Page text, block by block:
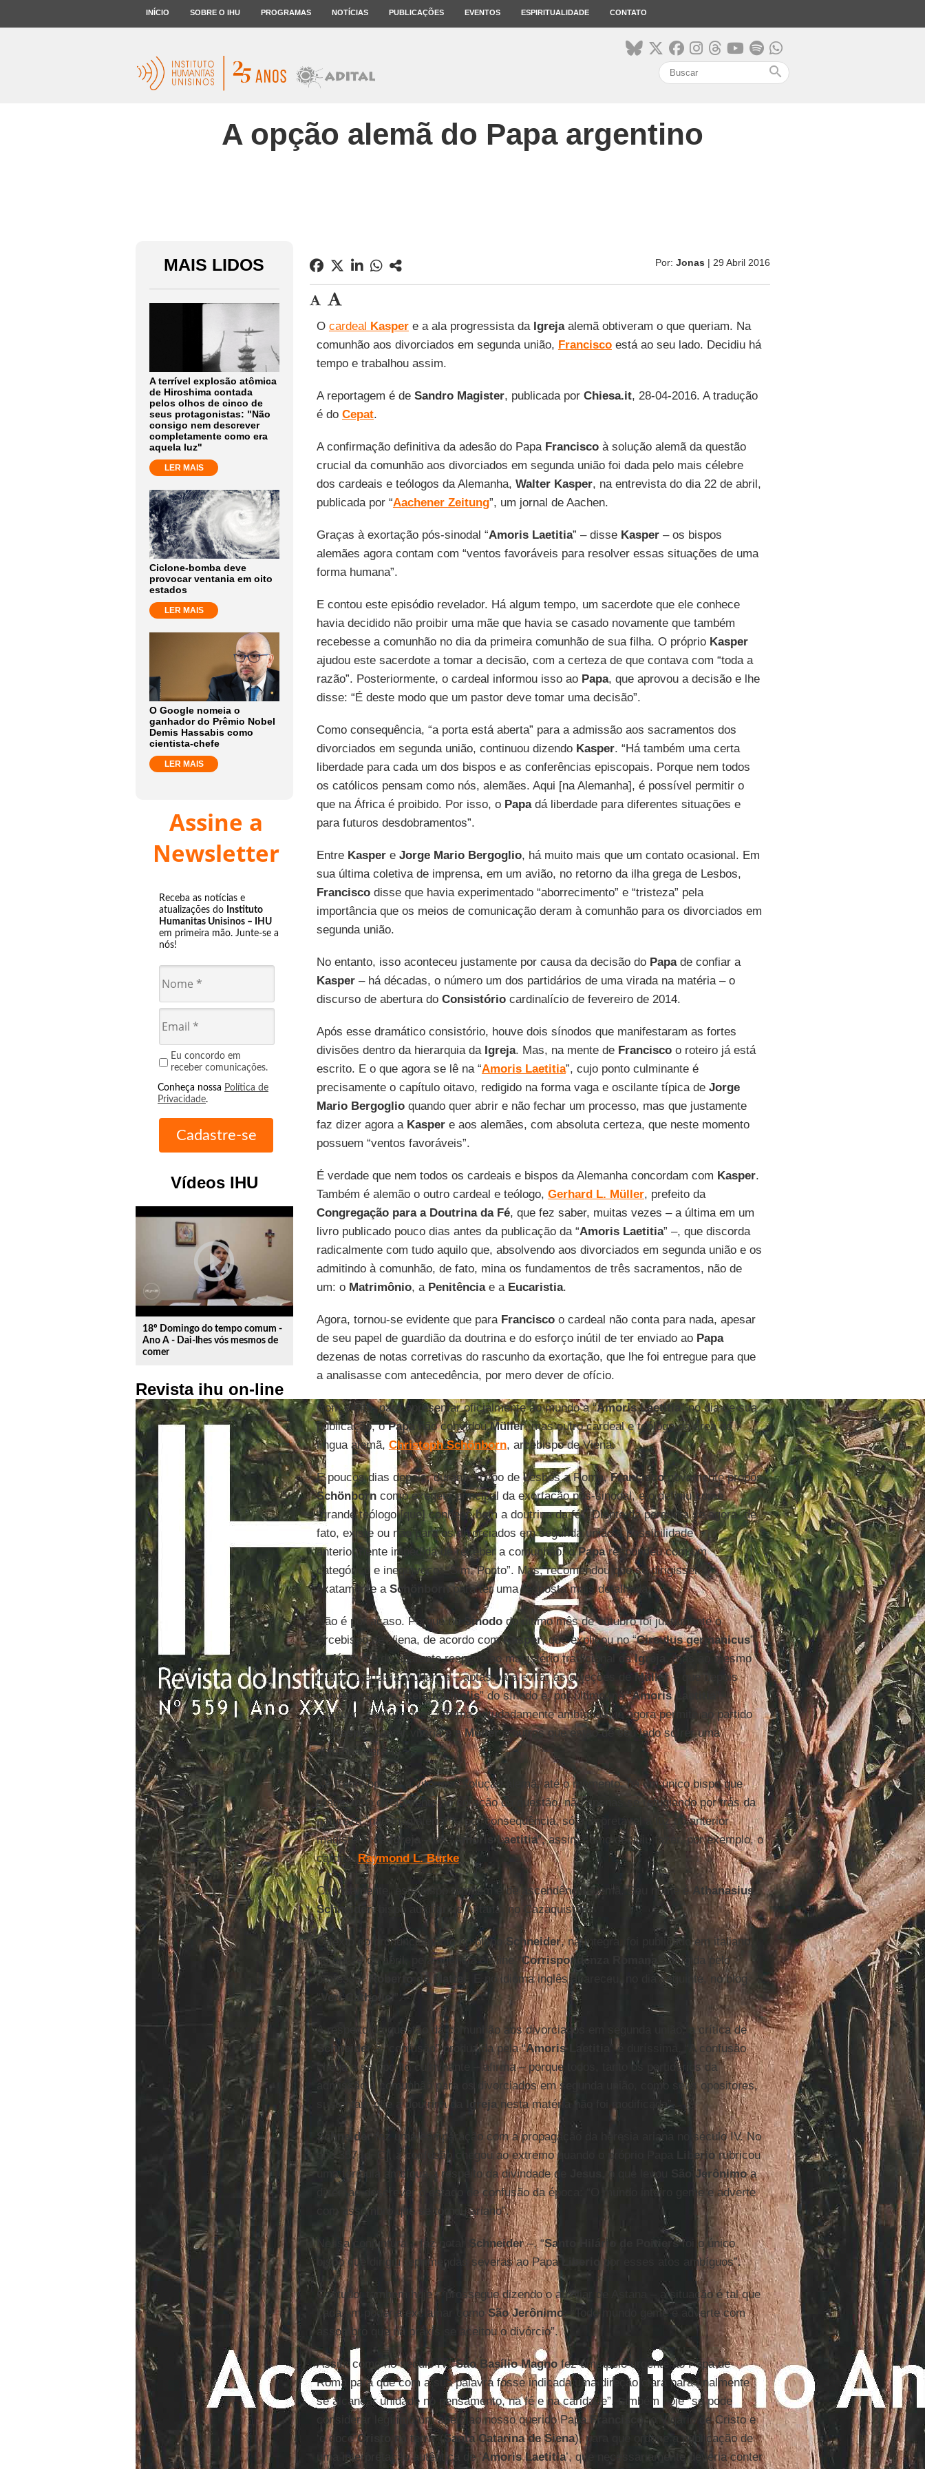
INÍCIO SOBRE O IHU PROGRAMAS NOTÍCIAS PUBLICAÇÕES EVENTOS ESPIRITUALIDADE CONTATO
search
A opção alemã do Papa argentino
MAIS LIDOS
A terrível explosão atômica
de Hiroshima contada
pelos olhos de cinco de
seus protagonistas: "Não
consigo nem descrever
completamente como era
aquela luz"
LER MAIS
Ciclone-bomba deve
provocar ventania em oito
estados
LER MAIS
O Google nomeia o
ganhador do Prêmio Nobel
Demis Hassabis como
cientista-chefe
LER MAIS
Assine a
Newsletter
Receba as notícias e
atualizações do Instituto
Humanitas Unisinos – IHU
em primeira mão. Junte-se a
nós!
Eu concordo em
receber comunicações.
Conheça nossa Política de
Privacidade.
Vídeos IHU
play_circle_outline
18º Domingo do tempo comum -
Ano A - Dai-lhes vós mesmos de
comer
Revista ihu on-line
Por: Jonas | 29 Abril 2016
O cardeal Kaspere a ala progressista da Igrejaalemã obtiveram o que queriam. Na
comunhão aos divorciados em segunda união, Franciscoestá ao seu lado. Decidiu há
tempo e trabalhou assim.
A reportagem é de Sandro Magister, publicada por Chiesa.it, 28-04-2016. A tradução
é do Cepat.
A confirmação definitiva da adesão do Papa Franciscoà solução alemã da questão
crucial da comunhão aos divorciados em segunda união foi dada pelo mais célebre
dos cardeais e teólogos da Alemanha, Walter Kasper, na entrevista do dia 22 de abril,
publicada por “Aachener Zeitung”, um jornal de Aachen.
Graças à exortação pós-sinodal “Amoris Laetitia” – disse Kasper– os bispos
alemães agora contam com “ventos favoráveis para resolver essas situações de uma
forma humana”.
E contou este episódio revelador. Há algum tempo, um sacerdote que ele conhece
havia decidido não proibir uma mãe que havia se casado novamente que também
recebesse a comunhão no dia da primeira comunhão de sua filha. O próprio Kasper
ajudou este sacerdote a tomar a decisão, com a certeza de que contava com “toda a
razão”. Posteriormente, o cardeal informou isso ao Papa, que aprovou a decisão e lhe
disse: “É deste modo que um pastor deve tomar uma decisão”.
Como consequência, “a porta está aberta” para a admissão aos sacramentos dos
divorciados em segunda união, continuou dizendo Kasper. “Há também uma certa
liberdade para cada um dos bispos e as conferências episcopais. Porque nem todos
os católicos pensam como nós, alemães. Aqui [na Alemanha], é possível permitir o
que na África é proibido. Por isso, o Papadá liberdade para diferentes situações e
para futuros desdobramentos”.
Entre Kaspere Jorge Mario Bergoglio, há muito mais que um contato ocasional. Em
sua última coletiva de imprensa, em um avião, no retorno da ilha grega de Lesbos,
Franciscodisse que havia experimentado “aborrecimento” e “tristeza” pela
importância que os meios de comunicação deram à comunhão para os divorciados em
segunda união.
No entanto, isso aconteceu justamente por causa da decisão do Papade confiar a
Kasper– há décadas, o número um dos partidários de uma virada na matéria – o
discurso de abertura do Consistóriocardinalício de fevereiro de 2014.
Após esse dramático consistório, houve dois sínodos que manifestaram as fortes
divisões dentro da hierarquia da Igreja. Mas, na mente de Franciscoo roteiro já está
escrito. E o que agora se lê na “Amoris Laetitia”, cujo ponto culminante é
precisamente o capítulo oitavo, redigido na forma vaga e oscilante típica de Jorge
Mario Bergoglioquando quer abrir e não fechar um processo, mas que justamente
faz dizer agora a Kaspere aos alemães, com absoluta certeza, que neste momento
possuem “ventos favoráveis”.
É verdade que nem todos os cardeais e bispos da Alemanha concordam com Kasper.
Também é alemão o outro cardeal e teólogo, Gerhard L. Müller, prefeito da
Congregação para a Doutrina da Fé, que fez saber, muitas vezes – a última em um
livro publicado pouco dias antes da publicação da “Amoris Laetitia” –, que discorda
radicalmente com tudo aquilo que, absolvendo aos divorciados em segunda união e os
admitindo à comunhão, de fato, mina os fundamentos de três sacramentos, não de
um: o Matrimônio, a Penitênciae a Eucaristia.
Agora, tornou-se evidente que para Franciscoo cardeal não conta para nada, apesar
de seu papel de guardião da doutrina e do esforço inútil de ter enviado ao Papa
dezenas de notas corretivas do rascunho da exortação, que lhe foi entregue para que
a analisasse com antecedência, por mero dever de ofício.
Com efeito, para apresentar oficialmente ao mundo a “Amoris Laetitia ” no dia de sua
publicação, oPapa não convidouMüller, mas outro cardeal e teólogo da área de
língua alemã, Christoph Schönborn, arcebispo de Viena.
E poucos dias depois, durante o voo de Lesbos a Roma,Francisconovamente propôs
Schönborncomo exegeta principal da exortação pós-sinodal, e o definiu como
“grande teólogo [que] conhece bem a doutrina da fé”. Diante da pergunta se agora, de
fato, existe ou não para os divorciados em segunda união a possibilidade
anteriormente impedida de receber a comunhão, oPaparespondeu com um
categórico e inequívoco: “Sim. Ponto”. Mas, recomendou que se dirigissem
exatamente a Schönbornpara ter uma resposta mais detalhada.
Não é por acaso. Porque no Sínododo último mês de outubro foi justamente o
Arcebispo de Viena, de acordo comKasper, que explicou no “Circulus germanicus”
as fórmulas de aparente respeito ao magistério tradicional daIgreja
, mas ao mesmo
tempo abertas à mudança – aptas para evitar as objeções de
Müller– que depois
convergiram na “Relatio finalis” do sínodo e, por último, na “Amoris Laetitia
”.
Contudo, sempre dessa forma estudadamente ambígua que agora permite ao partido
deKaspercantar vitória e aMüllere outros que estão de seu lado sofrer uma
dolorosa derrota.
Na frente oposta à vitoriosa solução alemã, até o momento, há um único bispo que
reagiu indo diretamente ao coração da questão, não apenas se refugiando por trás da
natureza “não magisterial” – por consequência, só interpretável à luz do anterior
magistério daIgreja – da “ Amoris Laetitia”, assim como decidiu fazer, por exemplo, o
cardeal Raymond L. Burke.
Curiosamente, este bispo também é de ascendência alemã. Seu nome é Athanasius
Schneider, bispo auxiliar de Astana, no Cazaquistão.
O texto do pronunciamento do bispoSchneider, na íntegra, foi publicado em italiano,
no dia 24 de abril, pela agência on-line “Corrispondenza Romana
”, dirigida pelo
professorRoberto de Mattei
. E no idioma inglês apareceu, no dia seguinte, no blog
“Veri Catholici”.
A respeito da questão da comunhão aos divorciados em segunda união, a crítica de
Schneiderà “confusão” produzida pela “Amoris Laetitia
” é duríssima. “A confusão
chega a seu ponto culminante – afirma – porque todos, tanto os partidários da
admissão à comunhão para os divorciados em segunda união, como seus opositores,
sustentam que a doutrina da
Igrejanesta matéria não foi modificada”.
Schneiderfaz uma comparação com a propagação da heresia ariana no século IV. No
ano 357 [d. C], a confusão chegou ao extremo quando o próprio Papa
Liberiorubricou
uma fórmula ambígua a respeito da divindade de
, o que levou São Jerônimoa
dizer, ao descrever o estado de confusão da época: “O mundo inteiro geme e adverte
com assombro que se tornou ariano”.
Nessa conjuntura – faz notar Schneider–, “Santo Hilário de Poitiersfoi o único
bispo que dirigiu reprimendas severas ao Papa
Liberiopor esses atos ambíguos”.
Contudo, também hoje – prossegue dizendo o auxiliar de Astana – a situação é tal que
cada um poderia exclamar comoSão Jerônimo: “Todo mundo geme e adverte com
assombro que na práxis se aceitou o divórcio”.
Assim como no século IV “São Basílio Magnofez um apelo urgente ao Papa de
Roma para que com a sua palavra fosse indicada uma direção clara para finalmente
se alcançar unidade no pensamento, na fé e na caridade”, também hoje “se pode
considerar legítimo um apelo ao nosso querido PapaFrancisco
, o Vigário de Cristo e
‘o doceCristo na terra’ (Santa Catarina de Siena), para que ordene a publicação de
uma interpretação autêntica de ‘Amoris Laetitia’, que necessariamente deveria conter